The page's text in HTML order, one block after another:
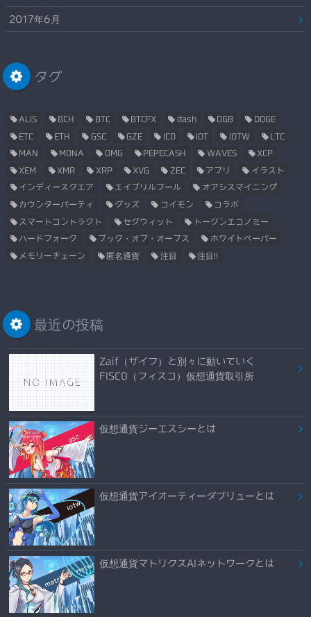
2017年6月
タグ
ALIS BCH BTC BTCFX dash DGB DOGE
ETC ETH GSC GZE ICO IOT IOTW LTC
MAN MONA OMG PEPECASH WAVES XCP
XEM XMR XRP XVG ZEC アプリ イラスト
インディースクエア エイプリルフール オアシスマイニング
カウンターパーティ グッズ コイモン コラボ
スマートコントラクト セグウィット トークンエコノミー
ハードフォーク ブック・オブ・オーブス ホワイトペーパー
メモリーチェーン 匿名通貨 注目 注目!!
最近の投稿
Zaif（ザイフ）と別々に動いていく
FISCO（フィスコ）仮想通貨取引所
仮想通貨ジーエスシーとは
仮想通貨アイオーティーダブリューとは
仮想通貨マトリクスAIネットワークとは